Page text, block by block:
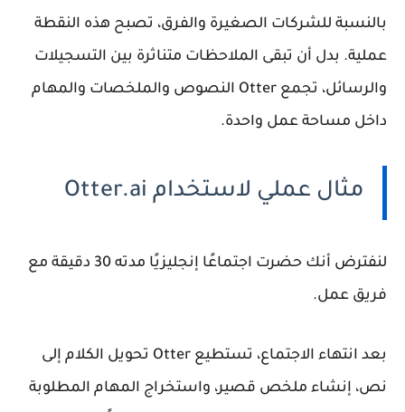
بالنسبة للشركات الصغيرة والفرق، تصبح هذه النقطة
عملية. بدل أن تبقى الملاحظات متناثرة بين التسجيلات
والرسائل، تجمع Otter النصوص والملخصات والمهام
داخل مساحة عمل واحدة.
مثال عملي لاستخدام Otter.ai
لنفترض أنك حضرت اجتماعًا إنجليزيًا مدته 30 دقيقة مع
فريق عمل.
بعد انتهاء الاجتماع، تستطيع Otter تحويل الكلام إلى
نص، إنشاء ملخص قصير، واستخراج المهام المطلوبة